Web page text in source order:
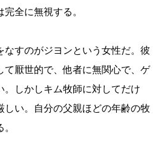
全に無視する。
なすのがジヨンという女性だ。彼
て厭世的で、他者に無関心で、ゲ
。しかしキム牧師に対してだけ
しい。自分の父親ほどの年齢の牧